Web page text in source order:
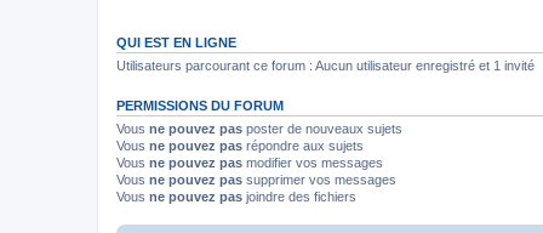
QUI EST EN LIGNE
Utilisateurs parcourant ce forum : Aucun utilisateur enregistré et 1 invité
PERMISSIONS DU FORUM
Vous ne pouvez pas poster de nouveaux sujets
Vous ne pouvez pas répondre aux sujets
Vous ne pouvez pas modifier vos messages
Vous ne pouvez pas supprimer vos messages
Vous ne pouvez pas joindre des fichiers